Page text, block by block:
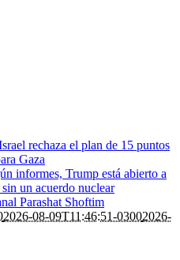
rechaza el plan de 15 puntos
Gaza
informes, Trump está abierto a
un acuerdo nuclear
Parashat Shoftim
2026-08-09T11:46:51-03002026-